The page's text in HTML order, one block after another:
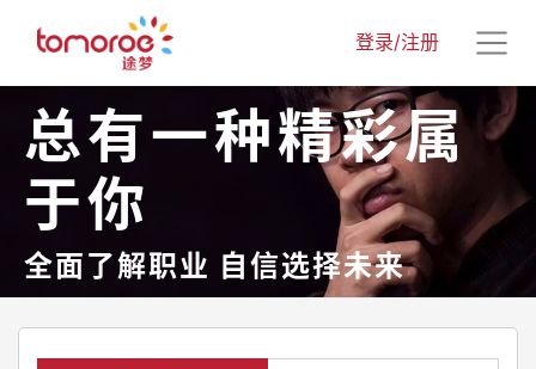
登录/注册
总有一种精彩属
于你
全面了解职业 自信选择未来